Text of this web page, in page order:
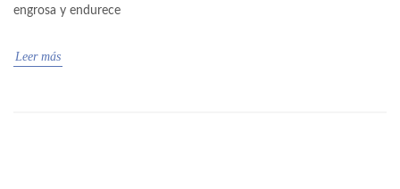
engrosa y endurece
Leer más